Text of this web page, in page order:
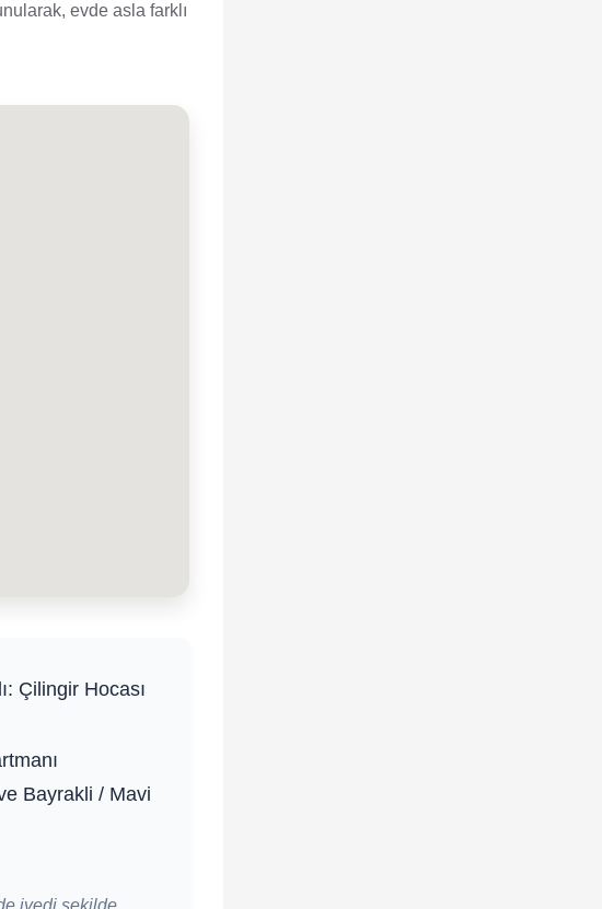
evde asla farklı
Çilingir Hocası
Bayrakli / Mavi
ivedi şekilde,